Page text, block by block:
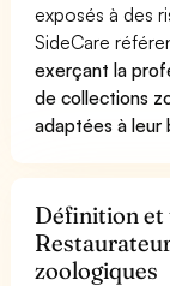
exposés à des
SideCare
exerçant la
de collections
adaptées à leur
Définition et
zoologiques